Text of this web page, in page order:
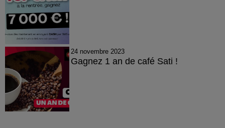
24 novembre 2023
Gagnez 1 an de café Sati !